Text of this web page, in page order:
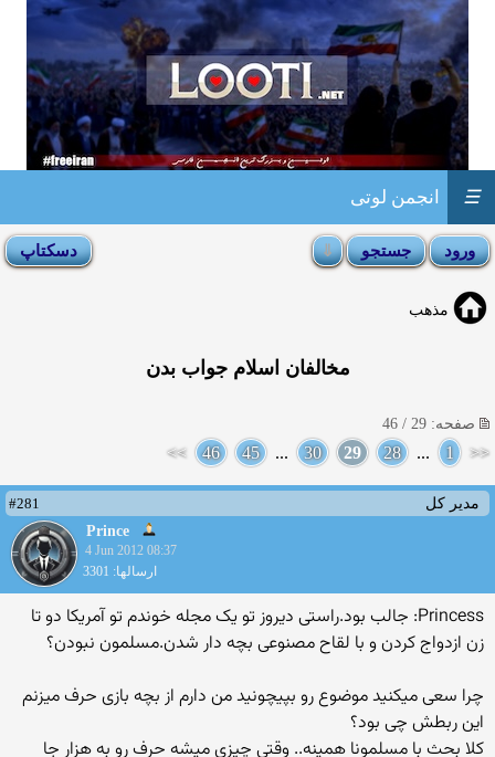
انجمن لوتی ☰
مذهب
مخالفان اسلام جواب بدن
صفحه: 29 / 46
<<
1
...
28
29
30
...
45
46
>>
مدیر کل
#281
Prince
4 Jun 2012 08:37
ارسالها: 3301
Princess: جالب بود.راستی دیروز تو یک مجله خوندم تو آمریکا دو تا
زن ازدواج کردن و با لقاح مصنوعی بچه دار شدن.مسلمون نبودن؟
چرا سعی میکنید موضوع رو بپیچونید من دارم از بچه بازی حرف میزنم
این ربطش چی بود؟
کلا بحث با مسلمونا همینه.. وقتی چیزی میشه حرف رو به هزار جا